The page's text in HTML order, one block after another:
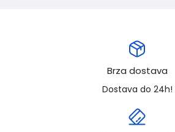
Brza dostava
Dostava do 24h!